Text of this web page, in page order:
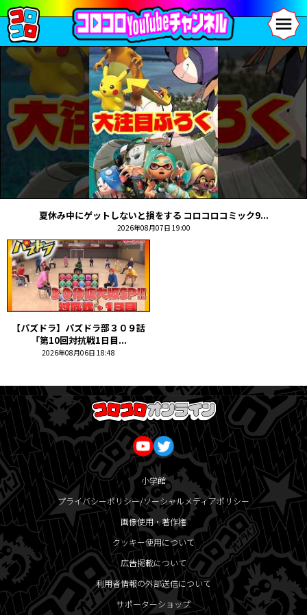
夏休み中にゲットしないと損をする コロコロコミック9...
2026年08月07日 19:00
【パズドラ】パズドラ部３０９話
「第10回対抗戦1日目...
2026年08月06日 18:48
小学館
プライバシーポリシー/ソーシャルメディアポリシー
画像使用・著作権
クッキー使用について
広告掲載について
利用者情報の外部送信について
サポーターショップ